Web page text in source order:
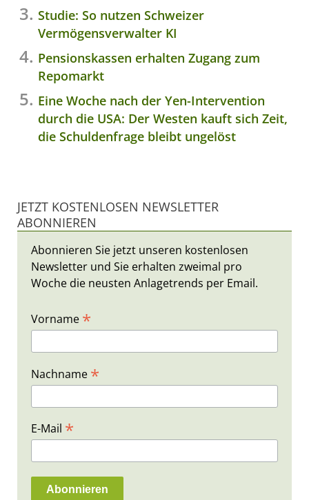
Studie: So nutzen Schweizer
Vermögensverwalter KI
Pensionskassen erhalten Zugang zum
Repomarkt
Eine Woche nach der Yen-Intervention
durch die USA: Der Westen kauft sich Zeit,
die Schuldenfrage bleibt ungelöst
JETZT KOSTENLOSEN NEWSLETTER
ABONNIEREN
Abonnieren Sie jetzt unseren kostenlosen
Newsletter und Sie erhalten zweimal pro
Woche die neusten Anlagetrends per Email.
Vorname *
Nachname *
E-Mail *